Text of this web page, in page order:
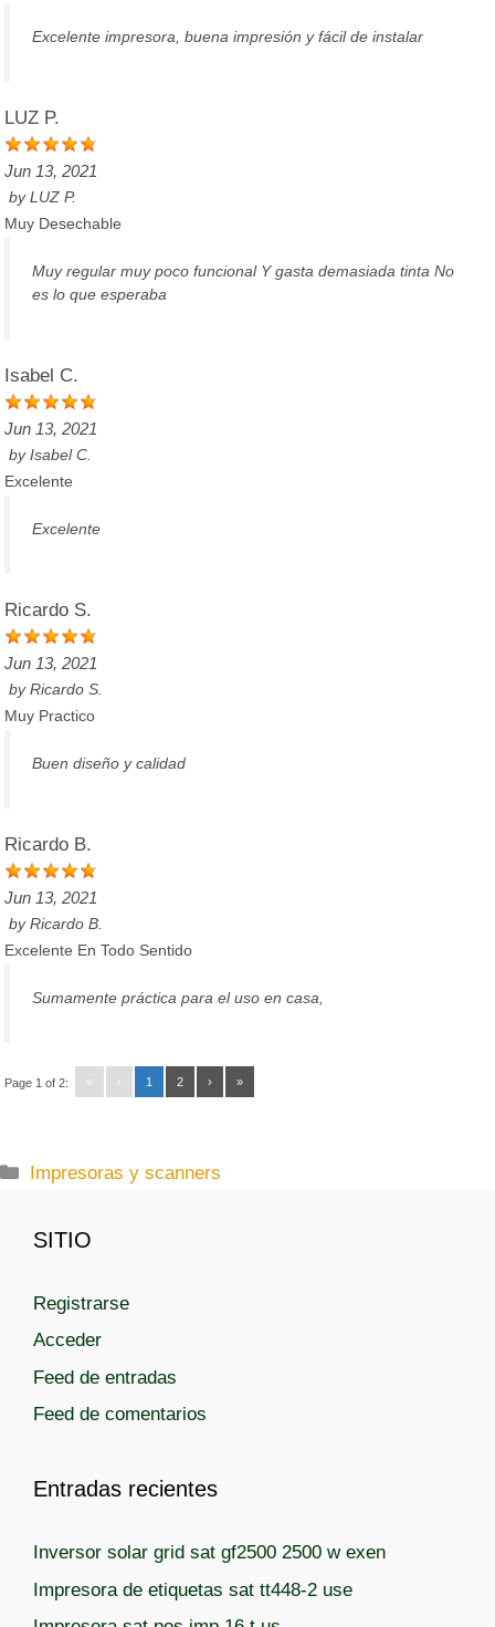
Excelente impresora, buena impresión y fácil de instalar
LUZ P.
Jun 13, 2021
byLUZ P.
Muy Desechable
Muy regular muy poco funcional Y gasta demasiada tinta No
es lo que esperaba
Isabel C.
Jun 13, 2021
byIsabel C.
Excelente
Excelente
Ricardo S.
Jun 13, 2021
byRicardo S.
Muy Practico
Buen diseño y calidad
Ricardo B.
Jun 13, 2021
byRicardo B.
Excelente En Todo Sentido
Sumamente práctica para el uso en casa,
Page 1 of 2: « ‹ 1 2 › »
C
e
o
r
a
s
Impresoras y scanners
SITIO
Registrarse
Acceder
Feed de entradas
Feed de comentarios
Entradas recientes
Inversor solar grid sat gf2500 2500 w exen
Impresora de etiquetas sat tt448-2 use